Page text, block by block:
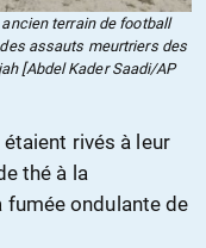
terrain de football
assauts meurtriers des
[Abdel Kader Saadi/AP
rivés à leur
thé à la
ondulante de